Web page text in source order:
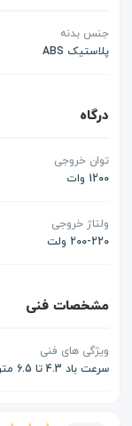
جنس بدنه
پلاستیک ABS
درگاه
توان خروجی
1200 وات
ولتاژ خروجی
200-220 ولت
مشخصات فنی
ویژگی های فنی
سرعت باد 4.3 تا 6.5 متر بر ثانیه سطح نویز 74 دسی بل